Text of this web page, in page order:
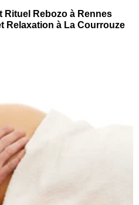
Rituel Rebozo à Rennes
Relaxation à La Courrouze